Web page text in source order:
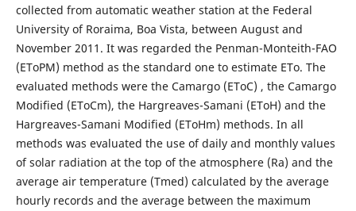
collected from automatic weather station at the Federal
University of Roraima, Boa Vista, between August and
November 2011. It was regarded the Penman-Monteith-FAO
(EToPM) method as the standard one to estimate ETo. The
evaluated methods were the Camargo (EToC) , the Camargo
Modified (EToCm), the Hargreaves-Samani (EToH) and the
Hargreaves-Samani Modified (EToHm) methods. In all
methods was evaluated the use of daily and monthly values
of solar radiation at the top of the atmosphere (Ra) and the
average air temperature (Tmed) calculated by the average
hourly records and the average between the maximum